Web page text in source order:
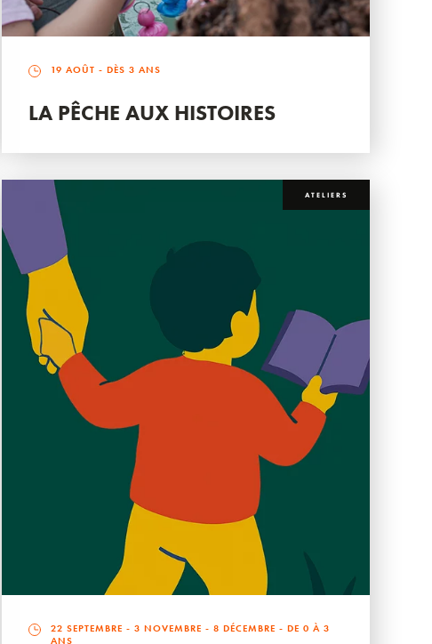
19 AOÛT - DÈS 3 ANS
LA PÊCHE AUX HISTOIRES
ATELIERS
22 SEPTEMBRE -3 NOVEMBRE -8 DÉCEMBRE - DE 0 À 3
ANS